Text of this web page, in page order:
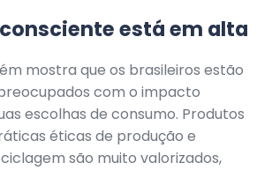
está em alta
mostra que os brasileiros estão
com o impacto
escolhas de consumo. Produtos
éticas de produção e
são muito valorizados,